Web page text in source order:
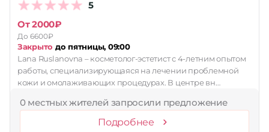
5
От 2000₽
До 6600₽
Закрыто до пятницы, 09:00
Lana Ruslanovna – косметолог-эстетист с 4-летним опытом
работы, специализирующаяся на лечении проблемной
кожи и омолаживающих процедурах. В центре вн…
0 местных жителей запросили предложение
Подробнее